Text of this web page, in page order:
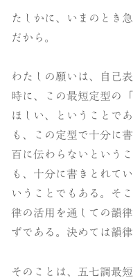
たしかに、いまのとき
だから。
わたしの願いは、自己
時に、この最短定型の
ほしい、ということで
も、この定型で十分に
百に伝わらないという
も、十分に書きとれて
いうことでもある。そ
律の活用を通しての韻
ずである。決めては韻
そのことは、五七調最